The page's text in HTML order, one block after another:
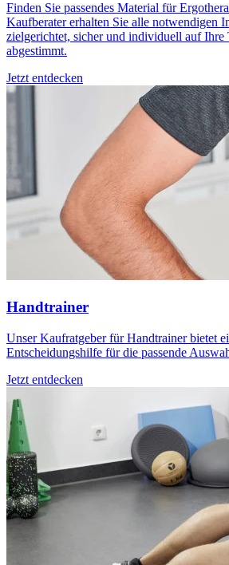
Finden Sie passendes Material für
Kaufberater erhalten Sie alle notwendigen
zielgerichtet, sicher und individuell auf Ihre
abgestimmt.
Jetzt entdecken
Handtrainer
Unser Kaufratgeber für Handtrainer bietet
Entscheidungshilfe für die passende
Jetzt entdecken